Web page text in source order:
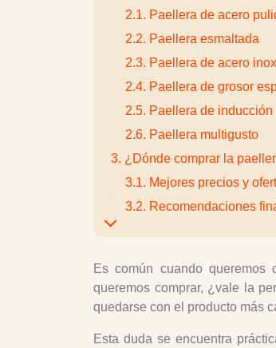
2.1. Paellera de acero
2.2. Paellera esmaltada
2.3. Paellera de acero
2.4. Paellera de grosor
2.5. Paellera de inducción
2.6. Paellera multigusto
3. ¿Dónde comprar la
3.1. Mejores precios y
3.2. Recomendaciones
4. Javier Baixauli
Es común cuando
queremos comprar, ¿vale la
quedarse con el producto más
Esta duda se encuentra